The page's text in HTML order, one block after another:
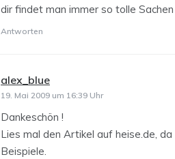
dir findet man immer so tolle Sachen
Antworten
alex_blue
19. Mai 2009 um 16:39 Uhr
Dankeschön !
Lies mal den Artikel auf heise.de,
Beispiele.